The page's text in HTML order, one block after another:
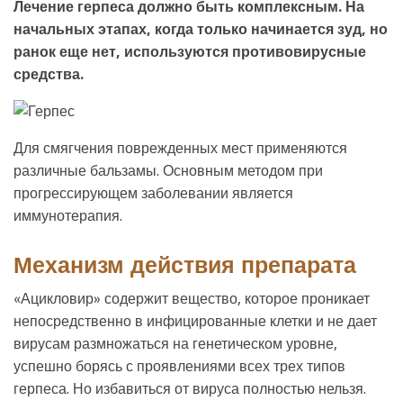
Лечение герпеса должно быть комплексным. На
начальных этапах, когда только начинается зуд, но
ранок еще нет, используются противовирусные
средства.
Для смягчения поврежденных мест применяются
различные бальзамы. Основным методом при
прогрессирующем заболевании является
иммунотерапия.
Механизм действия препарата
«Ацикловир» содержит вещество, которое проникает
непосредственно в инфицированные клетки и не дает
вирусам размножаться на генетическом уровне,
успешно борясь с проявлениями всех трех типов
герпеса. Но избавиться от вируса полностью нельзя.